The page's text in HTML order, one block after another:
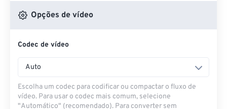
Do OneDrive
Opções de vídeo
Codec de vídeo
Auto
Escolha um codec para codificar ou compactar o fluxo de
vídeo. Para usar o codec mais comum, selecione
"Automático" (recomendado). Para converter sem